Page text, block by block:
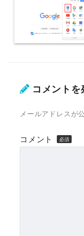
コメントを
メールアドレスが
コメント